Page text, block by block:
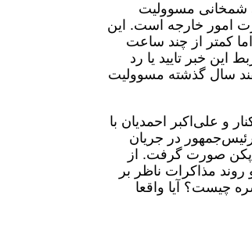
علی شمخانی مسوولیت
امور خارجه است. این
کمتر از چند ساعت
خبر تایید یا رد
سال گذشته مسوولیت
ملی ۱ خرداد ۱۴۰۲ از این سمت برکنار و علی‌اکبر احمدیان با
در جریان
روابط با عربستان سعودی بود که این توافق در اسفند ۱۴۰۱ در پکن صورت گرفت. از
روند مذاکرات ناظر بر
خبر منتشره چیست؟ آیا واقعا